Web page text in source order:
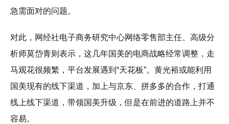
急需面对的问题。
对此，网经社电子商务研究中心网络零售部主任、高级分
析师莫岱青则表示，这几年国美的电商战略经常调整，走
马观花很频繁，平台发展遇到“天花板”。黄光裕或能利用
国美现有的线下渠道，加上与京东、拼多多的合作，打通
线上线下渠道，带领国美升级，但是在前进的道路上并不
容易。